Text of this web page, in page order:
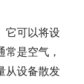
它可以将设
是空气，
从设备散发